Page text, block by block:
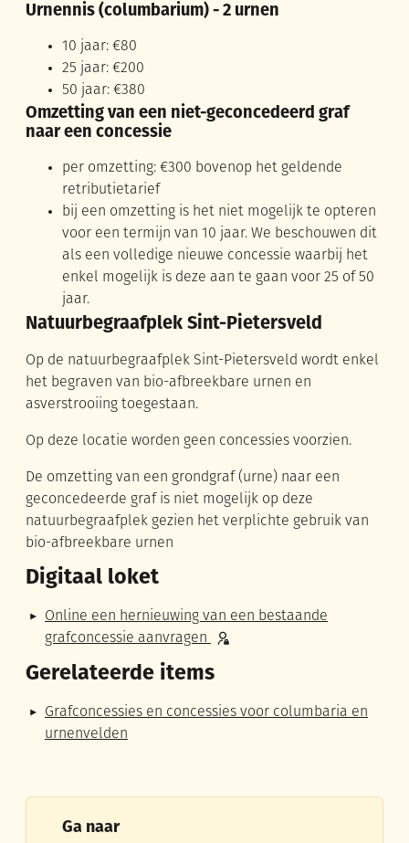
Urnennis (columbarium) - 2 urnen
10 jaar: €80
25 jaar: €200
50 jaar: €380
Omzetting van een niet-geconcedeerd graf
naar een concessie
per omzetting: €300 bovenop het geldende
retributietarief
bij een omzetting is het niet mogelijk te opteren
voor een termijn van 10 jaar. We beschouwen dit
als een volledige nieuwe concessie waarbij het
enkel mogelijk is deze aan te gaan voor 25 of 50
jaar.
Natuurbegraafplek Sint-Pietersveld
Op de natuurbegraafplek Sint-Pietersveld wordt enkel
het begraven van bio-afbreekbare urnen en
asverstrooiing toegestaan.
Op deze locatie worden geen concessies voorzien.
De omzetting van een grondgraf (urne) naar een
geconcedeerde graf is niet mogelijk op deze
natuurbegraafplek gezien het verplichte gebruik van
bio-afbreekbare urnen
Digitaal loket
Online een hernieuwing van een bestaande
grafconcessie aanvragen
Gerelateerde items
Grafconcessies en concessies voor columbaria en
urnenvelden
Ga naar